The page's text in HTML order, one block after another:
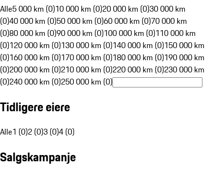
Alle5 000 km (0)10 000 km (0)20 000 km (0)30 000 km
(0)40 000 km (0)50 000 km (0)60 000 km (0)70 000 km
(0)80 000 km (0)90 000 km (0)100 000 km (0)110 000 km
(0)120 000 km (0)130 000 km (0)140 000 km (0)150 000 km
(0)160 000 km (0)170 000 km (0)180 000 km (0)190 000 km
(0)200 000 km (0)210 000 km (0)220 000 km (0)230 000 km
(0)240 000 km (0)250 000 km (0)
Tidligere eiere
Alle1 (0)2 (0)3 (0)4 (0)
Salgskampanje